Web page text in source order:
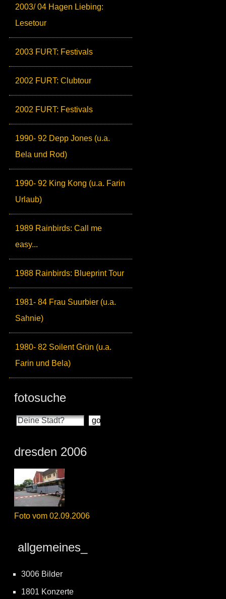
2003/ 04 Hagen Liebing:
Lesetour
2003 FURT: Festivals
2002 FURT: Clubtour
2002 FURT: Festivals
1990- 92 Depp Jones (u.a.
Bela und Rod)
1990- 92 King Kong (u.a. Farin
Urlaub)
1989 Rainbirds: Call me
easy...
1988 Rainbirds: Blueprint Tour
1981- 84 Frau Suurbier (u.a.
Sahnie)
1980- 82 Soilent Grün (u.a.
Farin und Bela)
fotosuche
dresden 2006
Foto vom 02.09.2006
allgemeines_
3006 Bilder
1801 Konzerte